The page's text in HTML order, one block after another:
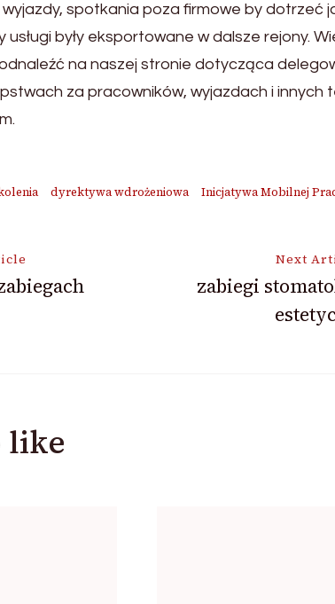
spotkania poza firmowe by dotrzeć
były eksportowane w dalsze rejony.
na naszej stronie dotycząca
za pracowników, wyjazdach i
dyrektywa wdrożeniowa Inicjatywa Mobilnej
Next
zabiegi
like